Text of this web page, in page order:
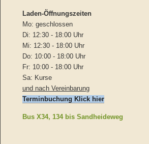
Laden-Öffnungszeiten
Mo: geschlossen
Di: 12:30 - 18:00 Uhr
Mi: 12:30 - 18:00 Uhr
Do: 10:00 - 18:00 Uhr
Fr: 10:00 - 18:00 Uhr
Sa: Kurse
und nach Vereinbarung
Terminbuchung Klick hier
Bus X34, 134 bis Sandheideweg